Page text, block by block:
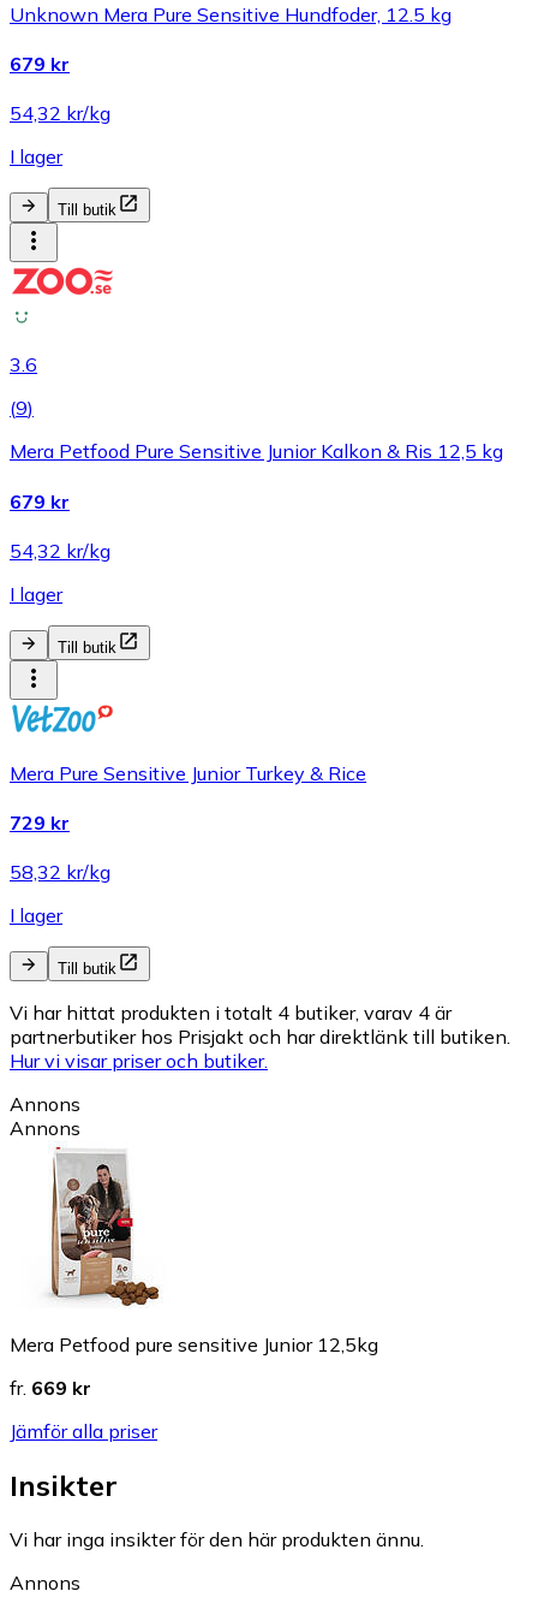
Unknown Mera Pure Sensitive Hundfoder, 12.5 kg
679 kr
54,32 kr/kg
I lager
Till butik
3.6
(9)
Mera Petfood Pure Sensitive Junior Kalkon & Ris 12,5 kg
679 kr
54,32 kr/kg
I lager
Till butik
Mera Pure Sensitive Junior Turkey & Rice
729 kr
58,32 kr/kg
I lager
Till butik
Vi har hittat produkten i totalt 4 butiker, varav 4 är
partnerbutiker hos Prisjakt och har direktlänk till butiken.
Hur vi visar priser och butiker.
Annons
Annons
Mera Petfood pure sensitive Junior 12,5kg
fr. 669 kr
Jämför alla priser
Insikter
Vi har inga insikter för den här produkten ännu.
Annons